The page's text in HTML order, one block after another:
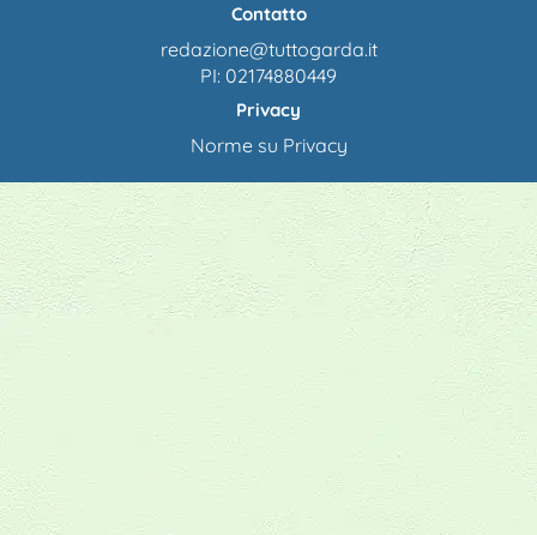
Contatto
redazione@tuttogarda.it
PI: 02174880449
Privacy
Norme su Privacy